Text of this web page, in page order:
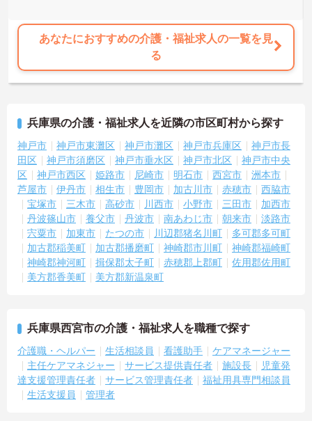
・研修制度あり
・資格取得支援制度あり
・段階的に知識や技術を習得可能
→ 働きながら着実にスキルアップを目指せます♪
―――――――――――――――
ライフスタイルに合わせた働き方が相談できます。
・週3日から勤務相談可能
・正職員登用制度あり
・育児休業制度あり
・介護休業制度あり
→ 将来を見据えながら働き続けやすい環境です♪
―――――――――――――――
■ 福利厚生も充実です♪
―――――――――――――――
職員が安心して働ける制度が整っています。
・食事補助制度あり
・交通費全額支給
・健康診断あり
あなたにおすすめの介護・福祉求人の一覧を見
る
兵庫県の介護・福祉求人を近隣の市区町村から探す
神戸市 神戸市東灘区 神戸市灘区 神戸市兵庫区
神戸市長
田区
神戸市須磨区 神戸市垂水区 神戸市北区
神戸市中央
区
神戸市西区 姫路市 尼崎市 明石市 西宮市
洲本市
芦屋市
伊丹市 相生市 豊岡市 加古川市 赤穂市
西脇市
宝塚市
三木市 高砂市 川西市 小野市 三田市
加西市
丹波篠山市
養父市 丹波市 南あわじ市 朝来市
淡路市
宍粟市
加東市 たつの市 川辺郡猪名川町
多可郡多可町
加古郡稲美町
加古郡播磨町 神崎郡市川町
神崎郡福崎町
神崎郡神河町
揖保郡太子町 赤穂郡上郡町
佐用郡佐用町
美方郡香美町
美方郡新温泉町
兵庫県西宮市の介護・福祉求人を職種で探す
介護職・ヘルパー 生活相談員 看護助手
ケアマネージャー
主任ケアマネジャー
サービス提供責任者 施設長
児童発
達支援管理責任者
サービス管理責任者
福祉用具専門相談員
生活支援員
管理者